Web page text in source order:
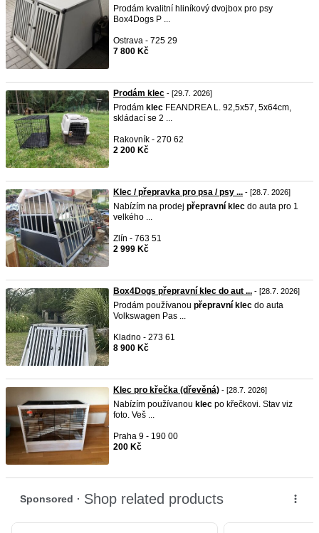
Prodám kvalitní hliníkový dvojbox pro psy
Box4Dogs P ...
Ostrava - 725 29
7 800 Kč
Prodám klec - [29.7. 2026]
Prodám klec FEANDREA L. 92,5x57, 5x64cm,
skládací se 2 ...
Rakovník - 270 62
2 200 Kč
Klec / přepravka pro psa / psy ... - [28.7. 2026]
Nabízím na prodej přepravní klec do auta pro 1
velkého ...
Zlín - 763 51
2 999 Kč
Box4Dogs přepravní klec do aut ... - [28.7. 2026]
Prodám používanou přepravní klec do auta
Volkswagen Pas ...
Kladno - 273 61
8 900 Kč
Klec pro křečka (dřevěná) - [28.7. 2026]
Nabízím používanou klec po křečkovi. Stav viz
foto. Veš ...
Praha 9 - 190 00
200 Kč